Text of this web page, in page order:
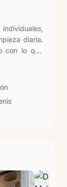
diaria.
con lo que
en Arucas)
de pádel y